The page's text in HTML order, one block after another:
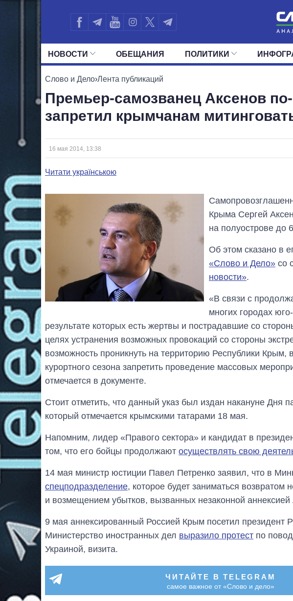
НОВОСТИ
ПОЛИТИКА
ОБЕЩАНИЯ ПОЛИТИКИ
ВСЕ ПОЛИТИКИ
ДЕПУТАТЫ
Слово и Дело›Лента публикаций
Премьер-самозванец Аксенов
запретил крымчанам
16 мая 2014, 13:38
Читати українською
Крыма Сергей
на полуострове до
Об этом сказано в
«Слово и Дело» со
новости».
«В связи с
многих городах
результате которых есть жертвы и пострадавшие со
целях устранения возможных провокаций со стороны
возможность проникнуть на территорию Республики Крым,
курортного сезона запретить проведение массовых
отмечается в документе.
Стоит отметить, что данный указ был издан накануне Дня
который отмечается крымскими татарами 18 мая.
Напомним, лидер «Правого сектора» и кандидат в
том, что его бойцы продолжают осуществлять свою
14 мая министр юстиции Павел Петренко заявил, что в
спецподразделение, которое будет заниматься возвратом
и возмещением убытков, вызванных незаконной
9 мая аннексированный Россией Крым посетил президент
Министерство иностранных дел выразило протест по
Украиной, визита.
ЧИТАЙТЕ В TELEGRAM
самое важное от «Слово и дело»